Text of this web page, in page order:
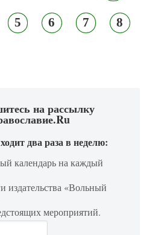
5 6 7 8
на рассылку
два раза в неделю:
календарь на каждый
издательства «Вольный
мероприятий.